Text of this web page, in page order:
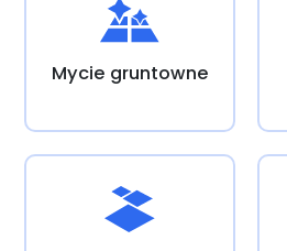
Mycie gruntowne